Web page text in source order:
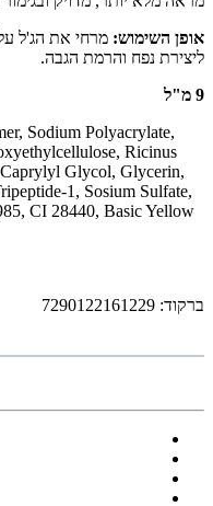
אופן השימוש: מרחי את הג'ל
ליצירת נפח והרמת הגבה.
9 מ"ל
Sodium Polyacrylate,
Ricinus
Glycol, Glycerin,
1, Sosium Sulfate,
CI 28440, Basic Yellow
ברקוד: 7290122161229